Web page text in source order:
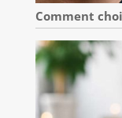
Comment